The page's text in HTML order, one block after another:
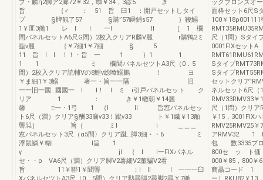
プ・麟η2脚ア2廊72￥32，蜘￥34，3彦5 き
旨 ｛♂ ： 51 旨 臼1 ：開戸セットしタイ
プ §牌観了57 §購”57瞬鋪s57 ｝鞭鰯
1￥匪3働1 レ l l 一l ll ［ 1 欄
間パネルセットA6尺G間）2枚入クリアR麟V麗 r購鴨2ミ
臨v麗 ｛￥7細1￥7細 § 5
11 旨 l l ！！・旨 一 1 ｝1 1
1 1 ミ 欄間バネルセツトA3尺（0．5
間）2枚入クリア読輔Vの8鯉v総喰鰯鵬 ！ ヨ
￥ま細1￥3鰯 著一・旨一一隔 旧
一一旧一國…國國一 l I！ l ミ i引戸パネルセット ク
リア 1 ： き￥1轍朝￥14麗
馨 ≡一・1弓 1 ｛l ll 旨窓パネルセッ
ト6尺（澗）クリア§酬33廟v33！蹴v33 ト￥1繊￥13舶
聾㍊｝ 旨｛ ミl i ＿＿＿
窓パネルセット3尺（α5間〉クリア蹴…脚3細・・6 ミ
浮鼠鱗￥糊I l旨 1
γ jl ｛ l l一FIXパネル
セ・・p VA6尺（澗）クリア脚V2薯細V2董騙V2看
旨 11￥聯1￥聞聾 ；i ll l 一一一臼
ックブロンズオ
面枠セット6尺S
100￥
尺（1問）Sタイ
0001FIXセット
Sタイプ
Sタイプ
セットクリア
ネルセット6尺
RMV33RMV33
尺（1問）ク
￥15，
RMV25RMV25
アRMV32 1
包 数3335ブロ
800セ ッ ト価
000￥85，800
商贔コード 1